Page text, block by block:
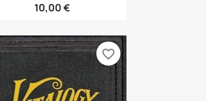
10,00 €
favorite_border